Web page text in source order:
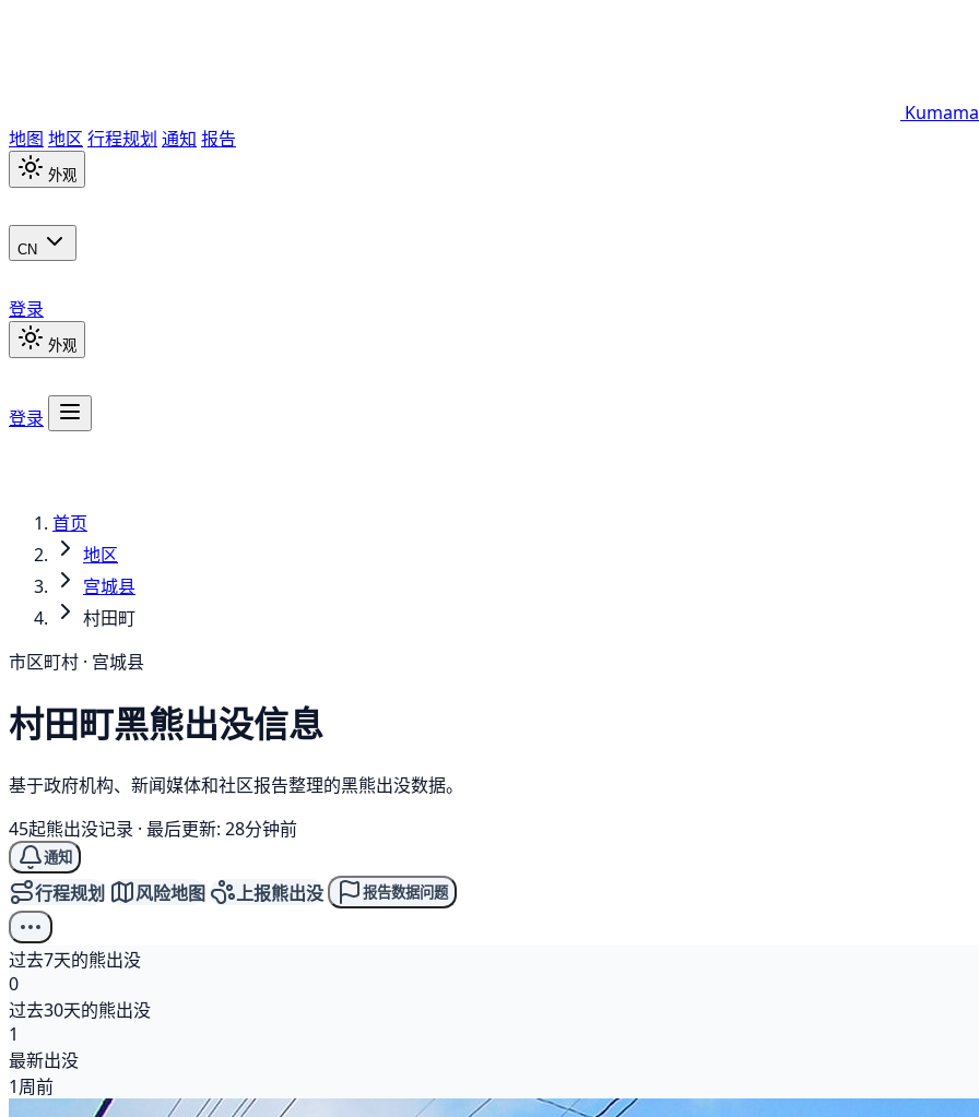
地图 地区 行程规划 通知 报告
外观
CN
登录
外观
登录
首页
地区
宫城县
村田町
市区町村 · 宫城县
村田町黑熊出没信息
基于政府机构、新闻媒体和社区报告整理的黑熊出没数据。
45起熊出没记录 · 最后更新: 28分钟前
通知
行程规划 风险地图 上报熊出没 报告数据问题
过去7天的熊出没
0
过去30天的熊出没
1
最新出没
1周前